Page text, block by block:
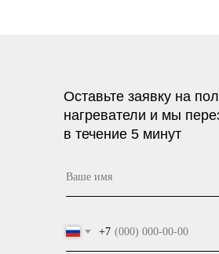
Оставьте заявку на
нагреватели и мы
в течение 5 минут
+7